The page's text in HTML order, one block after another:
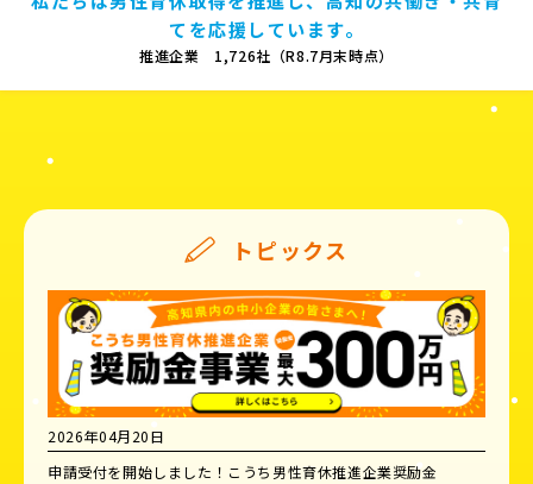
てを応援しています。
推進企業 1,726社（R8.7月末時点）
トピックス
2026年04月20日
申請受付を開始しました！こうち男性育休推進企業奨励金